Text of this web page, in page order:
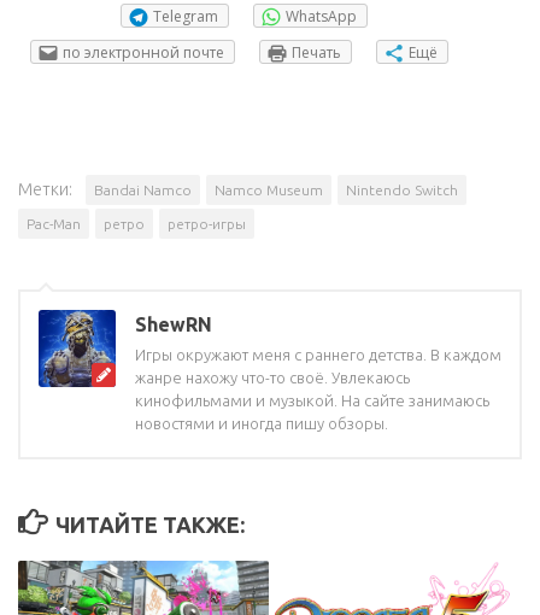
Telegram
WhatsApp
по электронной почте
Печать Ещё
Метки: Bandai Namco Namco Museum Nintendo Switch
Pac-Man ретро ретро-игры
ShewRN
Игры окружают меня с раннего детства. В каждом
жанре нахожу что-то своё. Увлекаюсь
кинофильмами и музыкой. На сайте занимаюсь
новостями и иногда пишу обзоры.
ЧИТАЙТЕ ТАКЖЕ: